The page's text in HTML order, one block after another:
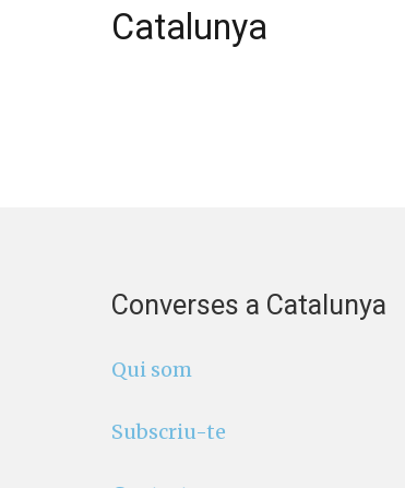
Catalunya
Converses a Catalunya
Qui som
Subscriu-te